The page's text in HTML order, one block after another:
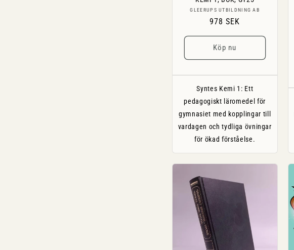
Säljare:
GLEERUPS UTBILDNING AB
Ordinarie
978 SEK
Köp nu
Syntes Kemi 1: Ett
pedagogiskt läromedel för
gymnasiet med kopplingar till
vardagen och tydliga övningar
för ökad förståelse.